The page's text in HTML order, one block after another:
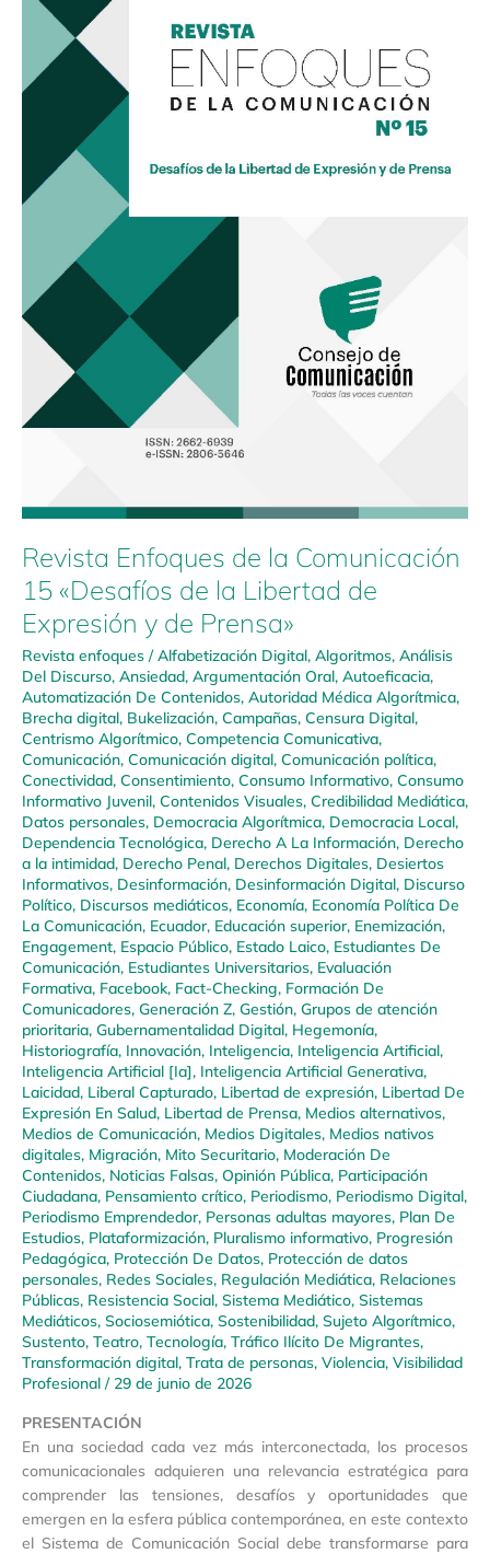
Revista Enfoques de la Comunicación
15 «Desafíos de la Libertad de
Expresión y de Prensa»
Revista enfoques /Alfabetización Digital, Algoritmos, Análisis
Del Discurso, Ansiedad, Argumentación Oral, Autoeficacia,
Automatización De Contenidos, Autoridad Médica Algorítmica,
Brecha digital, Bukelización, Campañas, Censura Digital,
Centrismo Algorítmico, Competencia Comunicativa,
Comunicación, Comunicación digital, Comunicación política,
Conectividad, Consentimiento, Consumo Informativo, Consumo
Informativo Juvenil, Contenidos Visuales, Credibilidad Mediática,
Datos personales, Democracia Algorítmica, Democracia Local,
Dependencia Tecnológica, Derecho A La Información, Derecho
a la intimidad, Derecho Penal, Derechos Digitales, Desiertos
Informativos, Desinformación, Desinformación Digital, Discurso
Político, Discursos mediáticos, Economía, Economía Política De
La Comunicación, Ecuador, Educación superior, Enemización,
Engagement, Espacio Público, Estado Laico, Estudiantes De
Comunicación, Estudiantes Universitarios, Evaluación
Formativa, Facebook, Fact-Checking, Formación De
Comunicadores, Generación Z, Gestión, Grupos de atención
prioritaria, Gubernamentalidad Digital, Hegemonía,
Historiografía, Innovación, Inteligencia, Inteligencia Artificial,
Inteligencia Artificial [Ia], Inteligencia Artificial Generativa,
Laicidad, Liberal Capturado, Libertad de expresión, Libertad De
Expresión En Salud, Libertad de Prensa, Medios alternativos,
Medios de Comunicación, Medios Digitales, Medios nativos
digitales, Migración, Mito Securitario, Moderación De
Contenidos, Noticias Falsas, Opinión Pública, Participación
Ciudadana, Pensamiento crítico, Periodismo, Periodismo Digital,
Periodismo Emprendedor, Personas adultas mayores, Plan De
Estudios, Plataformización, Pluralismo informativo, Progresión
Pedagógica, Protección De Datos, Protección de datos
personales, Redes Sociales, Regulación Mediática, Relaciones
Públicas, Resistencia Social, Sistema Mediático, Sistemas
Mediáticos, Sociosemiótica, Sostenibilidad, Sujeto Algorítmico,
Sustento, Teatro, Tecnología, Tráfico Ilícito De Migrantes,
Transformación digital, Trata de personas, Violencia, Visibilidad
Profesional / 29 de junio de 2026
PRESENTACIÓN
En una sociedad cada vez más interconectada, los procesos
comunicacionales adquieren una relevancia estratégica para
comprender las tensiones, desafíos y oportunidades que
emergen en la esfera pública contemporánea, en este contexto
el Sistema de Comunicación Social debe transformarse para
Comunicación
«Desafíos
de
Expresión
y